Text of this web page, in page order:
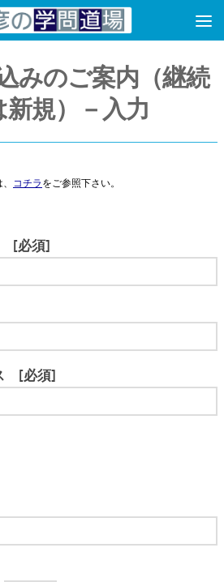
プ
みのご案内（継続
新規）－入力
コチラ をご参照下さい。
[必須]
[必須]